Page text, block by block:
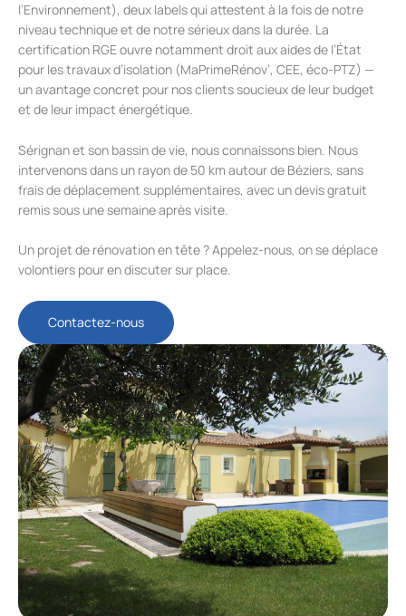
l’Environnement), deux labels qui attestent à la fois de notre
niveau technique et de notre sérieux dans la durée. La
certification RGE ouvre notamment droit aux aides de l’État
pour les travaux d’isolation (MaPrimeRénov’, CEE, éco-PTZ) —
un avantage concret pour nos clients soucieux de leur budget
et de leur impact énergétique.
Sérignan et son bassin de vie, nous connaissons bien. Nous
intervenons dans un rayon de 50 km autour de Béziers, sans
frais de déplacement supplémentaires, avec un devis gratuit
remis sous une semaine après visite.
Un projet de rénovation en tête ? Appelez-nous, on se déplace
volontiers pour en discuter sur place.
Contactez-nous